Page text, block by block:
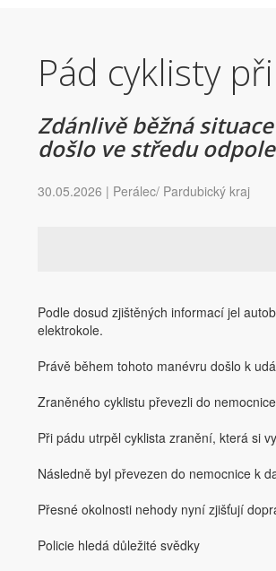
Pád cyklisty
Zdánlivě běžná
došlo ve středu
30.05.2026 | Perálec/ Pardubický kraj
Podle dosud zjištěných informací jel
elektrokole.
Právě během tohoto manévru došlo k
Zraněného cyklistu převezli do nemocnice
Při pádu utrpěl cyklista zranění, která si
Následně byl převezen do nemocnice k
Přesné okolnosti nehody nyní zjišťují
Policie hledá důležité svědky